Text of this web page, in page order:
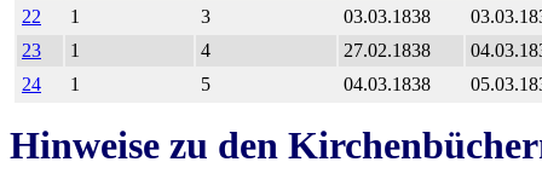
22
1 3 03.03.1838
23
1 4 27.02.1838
24
1 5 04.03.1838
Hinweise zu den